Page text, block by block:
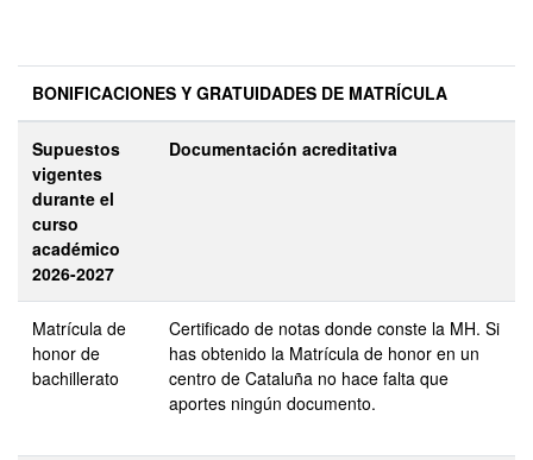
BONIFICACIONES Y GRATUIDADES DE MATRÍCULA
Supuestos
vigentes
durante el
curso
académico
2026-2027
Documentación acreditativa
Matrícula de
honor de
bachillerato
Certificado de notas donde conste la MH. Si
has obtenido la Matrícula de honor en un
centro de Cataluña no hace falta que
aportes ningún documento.